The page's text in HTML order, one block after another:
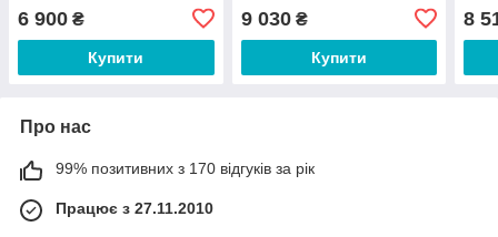
6 900 ₴
Купити
9 030₴
Купити
8
Про нас
99% позитивних з 170 відгуків за рік
Працює з 27.11.2010